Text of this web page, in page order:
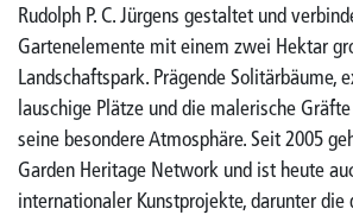
Rudolph P. C. Jürgens gestaltet und
Gartenelemente mit einem zwei Hektar
Landschaftspark. Prägende Solitärbäume,
lauschige Plätze und die malerische
seine besondere Atmosphäre. Seit 2005
Garden Heritage Network und ist heute
internationaler Kunstprojekte, darunter die